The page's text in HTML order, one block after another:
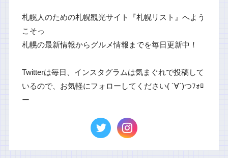
札幌人のための札幌観光サイト『札幌リスト』へよう
こそっ
札幌の最新情報からグルメ情報までを毎日更新中！
Twitterは毎日、インスタグラムは気まぐれで投稿して
いるので、お気軽にフォローしてください( ´∀`)つﾌｫﾛ
ー